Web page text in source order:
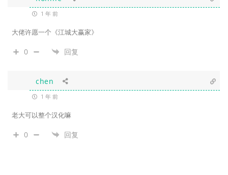
1 年 前
大佬许愿一个《江城大赢家》
0 回复
chen
1 年 前
老大可以整个汉化嘛
0 回复